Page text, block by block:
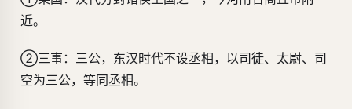
近。
②三事：三公，东汉时代不设丞相，以司徒、太尉、司
空为三公，等同丞相。